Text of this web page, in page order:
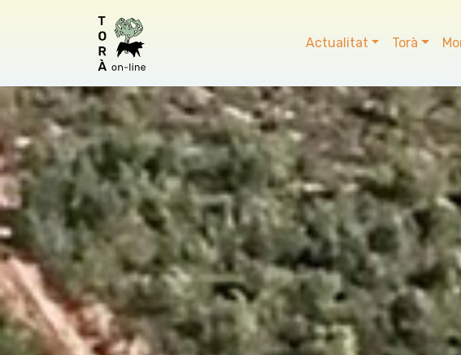
Actualitat Torà